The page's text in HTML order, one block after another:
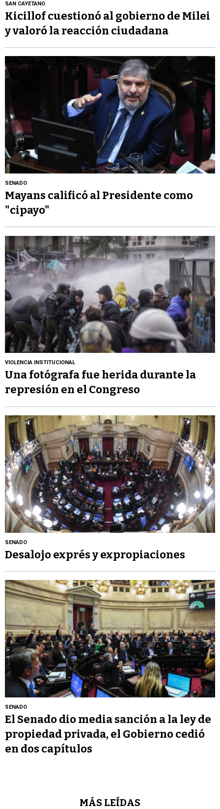
SAN CAYETANO
Kicillof cuestionó al gobierno de Milei
y valoró la reacción ciudadana
SENADO
Mayans calificó al Presidente como
"cipayo"
VIOLENCIA INSTITUCIONAL
Una fotógrafa fue herida durante la
represión en el Congreso
SENADO
Desalojo exprés y expropiaciones
SENADO
El Senado dio media sanción a la ley de
propiedad privada, el Gobierno cedió
en dos capítulos
MÁS LEÍDAS